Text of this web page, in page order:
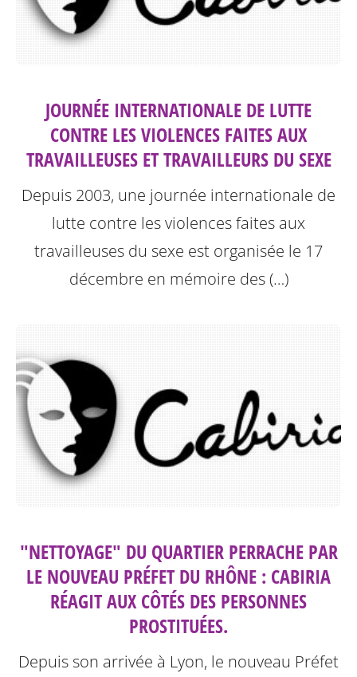
JOURNÉE INTERNATIONALE DE LUTTE
CONTRE LES VIOLENCES FAITES AUX
TRAVAILLEUSES ET TRAVAILLEURS DU SEXE
Depuis 2003, une journée internationale de
lutte contre les violences faites aux
travailleuses du sexe est organisée le 17
décembre en mémoire des (…)
"NETTOYAGE" DU QUARTIER PERRACHE PAR
LE NOUVEAU PRÉFET DU RHÔNE : CABIRIA
RÉAGIT AUX CÔTÉS DES PERSONNES
PROSTITUÉES.
Depuis son arrivée à Lyon, le nouveau Préfet